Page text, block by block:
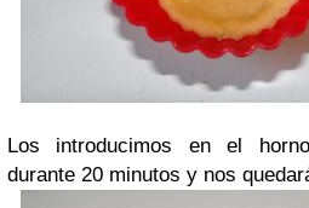
Los introducimos en el
durante 20 minutos y nos